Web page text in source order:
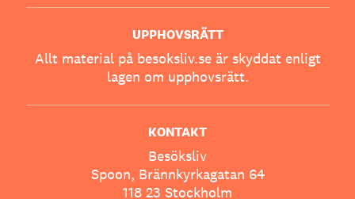
UPPHOVSRÄTT
Allt material på besoksliv.se är skyddat enligt
lagen om upphovsrätt.
KONTAKT
Besöksliv
Spoon, Brännkyrkagatan 64
118 23 Stockholm